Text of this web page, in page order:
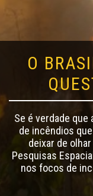
O
Se é verdade que
de incêndios
deixar de
Pesquisas
nos focos de